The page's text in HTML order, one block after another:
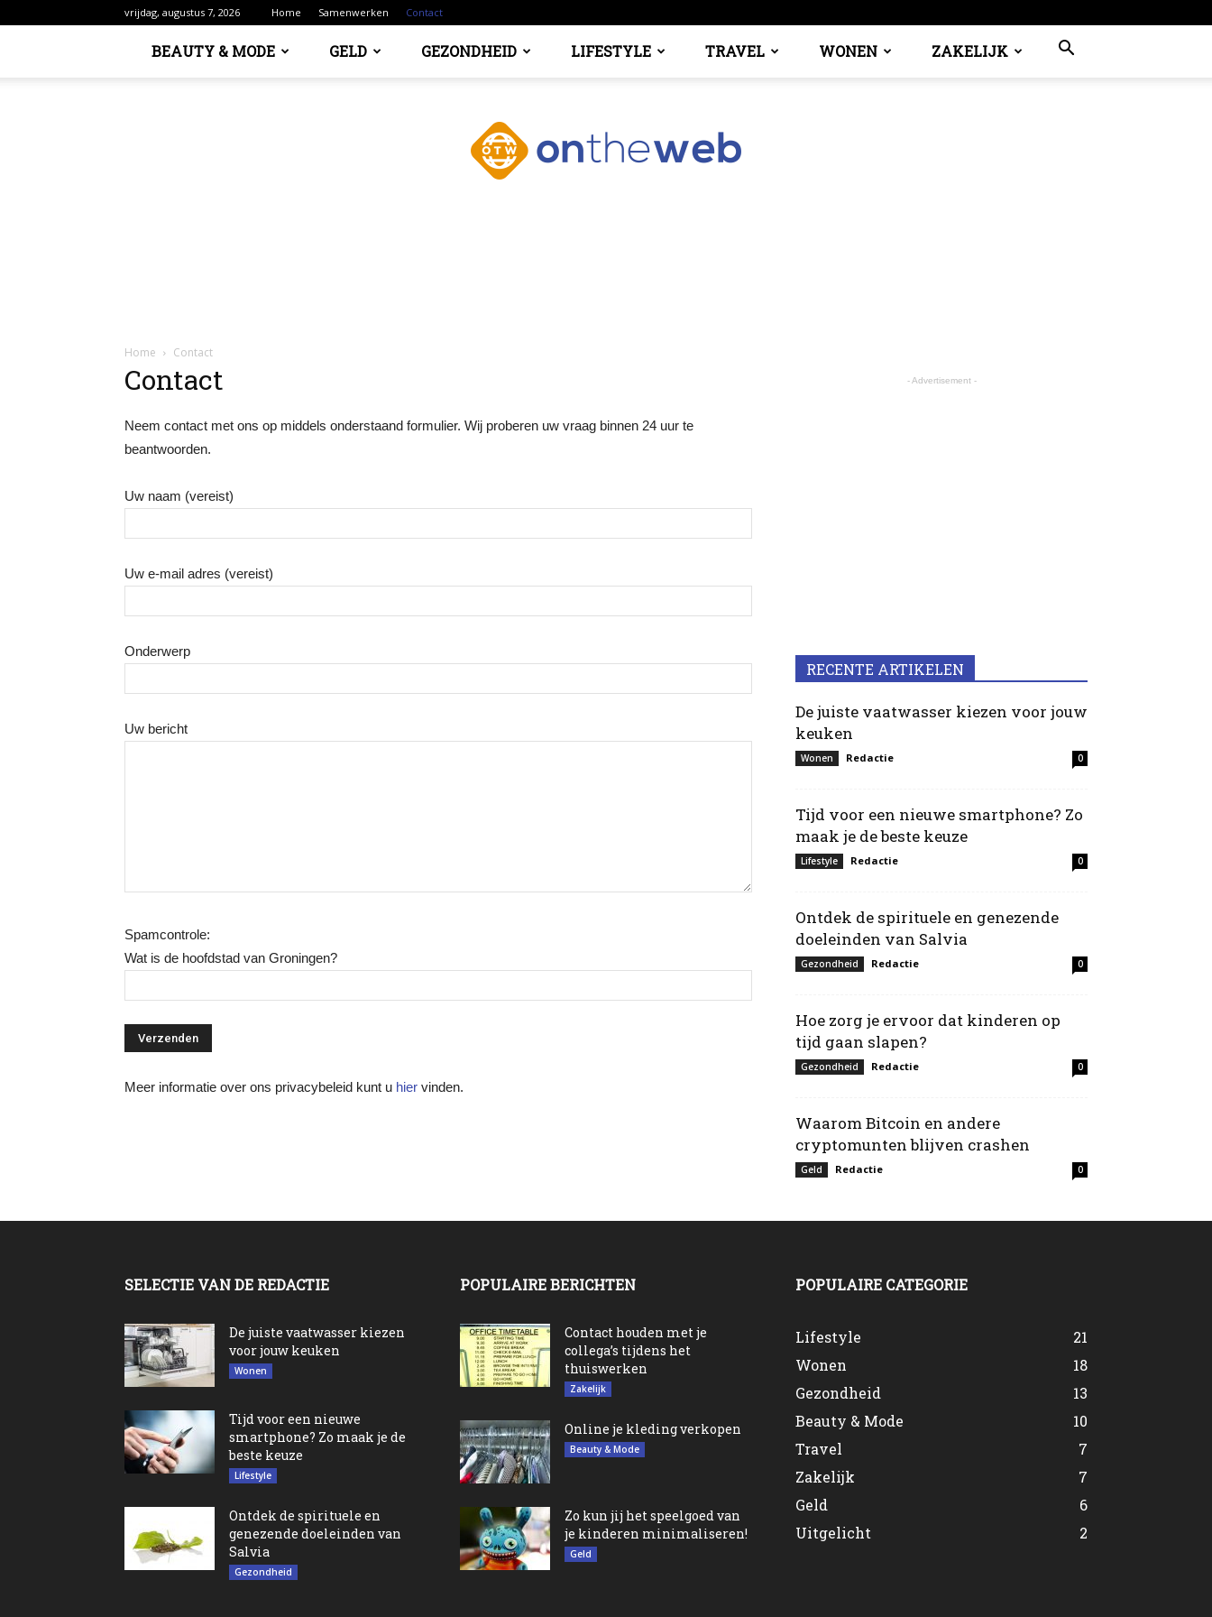
vrijdag, augustus 7, 2026 Home Samenwerken Contact
BEAUTY & MODE GELD GEZONDHEID LIFESTYLE TRAVEL WONEN ZAKELIJK
Home Contact
Contact
Neem contact met ons op middels onderstaand formulier. Wij proberen uw vraag binnen 24 uur te
beantwoorden.
Uw naam (vereist)
Uw e-mail adres (vereist)
Onderwerp
Uw bericht
Spamcontrole:
Wat is de hoofdstad van Groningen?
Meer informatie over ons privacybeleid kunt u hier vinden.
- Advertisement -
RECENTE ARTIKELEN
De juiste vaatwasser kiezen voor jouw
keuken
Wonen Redactie 0
Tijd voor een nieuwe smartphone? Zo
maak je de beste keuze
Lifestyle Redactie 0
Ontdek de spirituele en genezende
doeleinden van Salvia
Gezondheid Redactie 0
Hoe zorg je ervoor dat kinderen op
tijd gaan slapen?
Gezondheid Redactie 0
Waarom Bitcoin en andere
cryptomunten blijven crashen
Geld Redactie 0
SELECTIE VAN DE REDACTIE
De juiste vaatwasser kiezen
voor jouw keuken
Wonen
Tijd voor een nieuwe
smartphone? Zo maak je de
beste keuze
Lifestyle
Ontdek de spirituele en
genezende doeleinden van
Salvia
Gezondheid
POPULAIRE BERICHTEN
Contact houden met je
collega’s tijdens het
thuiswerken
Zakelijk
Online je kleding verkopen
Beauty & Mode
Zo kun jij het speelgoed van
je kinderen minimaliseren!
Geld
POPULAIRE CATEGORIE
Lifestyle
21
Wonen
18
Gezondheid
13
Beauty & Mode
10
Travel
7
Zakelijk
7
Geld
6
Uitgelicht
2